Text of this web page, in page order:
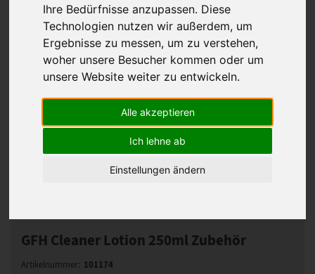
Ihre Bedürfnisse anzupassen. Diese
Technologien nutzen wir außerdem, um
Ergebnisse zu messen, um zu verstehen,
woher unsere Besucher kommen oder um
unsere Website weiter zu entwickeln.
Alle akzeptieren
Ich lehne ab
Einstellungen ändern
GFH Cleaner Lotion 250ml Zubehör
Artikelnummer: 101174